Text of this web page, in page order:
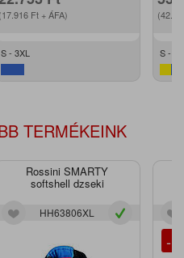
(17.916 Ft + ÁFA)
S - 3XL S -
TERMÉKEINK
Rossini SMARTY
softshell dzseki
HH63806XL
-